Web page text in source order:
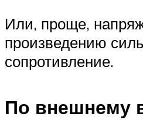
Или, проще,
произведению
сопротивление.
По внешнему